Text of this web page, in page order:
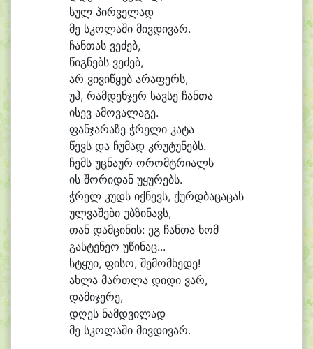
სულ პირველად
მე სკოლაში მივდივარ.
ჩანთას ვეძებ,
წიგნებს ვეძებ,
არ ვივიწყებ არაფერს,
უჰ, რამდენჯერ სავსე ჩანთა
ისევ ამოვალაგე.
ფანჯარაზე ჭრელი კატა
წევს და ჩუმად კრუტუნებს.
ჩემს უცნაურ ორომტრიალს
ის შორიდან უყურებს.
ჭრელ კუდს იქნევს, ქურდბაცაცას
ულვაშები უბზინავს,
თან დამცინის: ეგ ჩანთა ხომ
გასტენეო უწინაც...
სტყუი, ფისო, შემომხედე!
ახლა მართლა დიდი ვარ,
დამიჯერე,
დღეს ნამდვილად
მე სკოლაში მივდივარ.